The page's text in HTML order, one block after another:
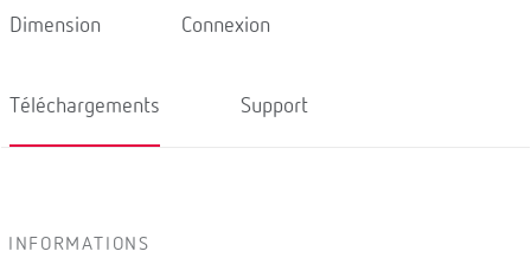
Dimension Connexion
Téléchargements Support
INFORMATIONS